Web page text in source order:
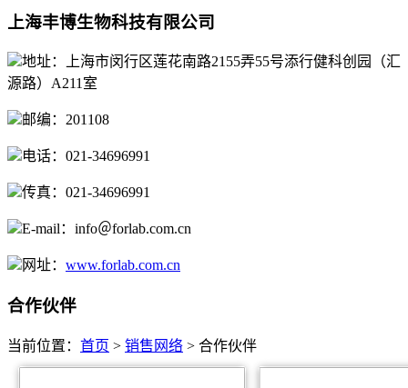
上海丰博生物科技有限公司
地址：上海市闵行区莲花南路2155弄55号添行健科创园（汇
源路）A211室
邮编：201108
电话：021-34696991
传真：021-34696991
E-mail：info＠forlab.com.cn
网址： www.forlab.com.cn
合作伙伴
当前位置： 首页 > 销售网络 > 合作伙伴